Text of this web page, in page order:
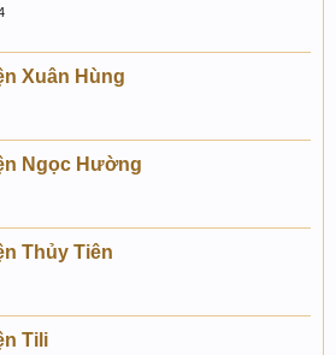
Xuân Hùng
Ngọc Hường
Thủy Tiên
Tili